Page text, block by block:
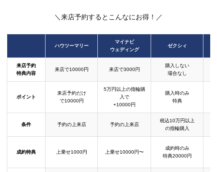
＼来店予約するとこんなにお得！／
ハウツーマリー
マイナビ
ウェディング
ゼクシィ
来店予約
特典内容
来店で10000円 来店で3000円
購入しない
場合なし
ポイント
来店予約だけ
で10000円
5万円以上の指輪購
入で
+10000円
購入時のみ
特典
条件 予約の上来店 予約の上来店
税込10万円以上
の指輪購入
成約特典 上乗せ1000円 上乗せ10000円〜
成約時のみ
特典20000円